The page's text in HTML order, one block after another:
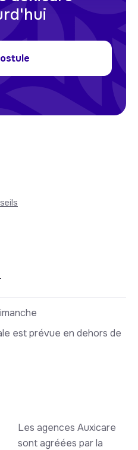
est prévue en dehors de
Les agences Auxicare
sont agréées par la